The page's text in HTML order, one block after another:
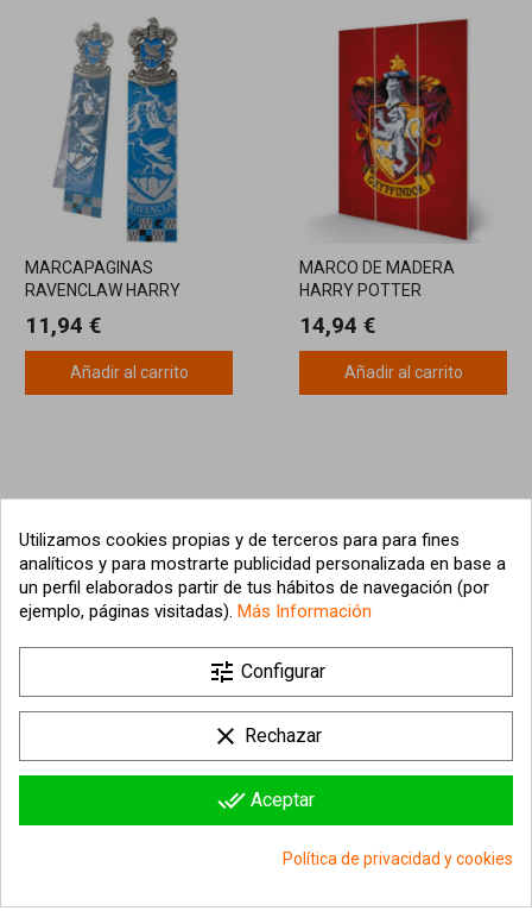
MARCAPAGINAS
RAVENCLAW HARRY
11,94 €
Añadir al carrito
MARCO DE MADERA
HARRY POTTER
14,94 €
Añadir al carrito
Información sobre la tienda 
Utilizamos cookies propias y de terceros para para fines
analíticos y para mostrarte publicidad personalizada en base a
un perfil elaborados partir de tus hábitos de navegación (por
ejemplo, páginas visitadas). Más Información
tune Configurar
clear Rechazar
done_all Aceptar
Política de privacidad y cookies